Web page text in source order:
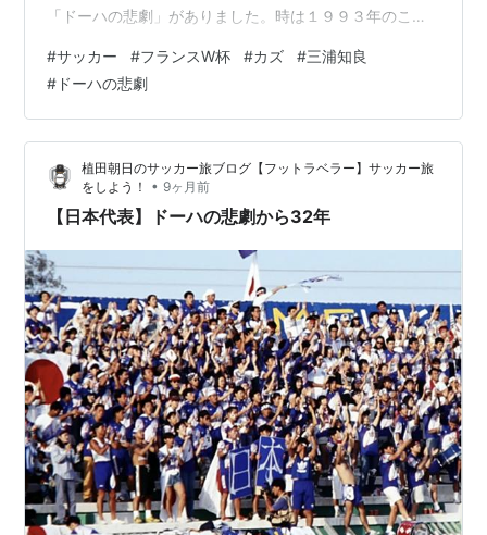
「ドーハの悲劇」がありました。時は１９９３年のこ
ドカップ初出場を逃してしまいました。その時のエース
だったのが、その四年後のフランスW杯初出場の前野ゲ
ームにも、度々スタメンに名を連ねていた。 彼は、フラ
ンスW杯最終予選の初戦、ウズベキスタン戦で４ゴー
ル。幸先のいいスタートを見せましたが……。結局もう承
知の方もおられるかもしれませんが、日本の１９９…
#サッカー #フランスW杯 #カズ #三浦知良
# ドーハの悲劇
植田朝日のサッカー旅ブログ【フットラベラー】サッカー旅
をしよう！
• 9ヶ月前
【日本代表】ドーハの悲劇から32年